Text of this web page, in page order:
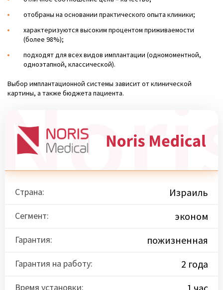
отобраны на основании практического опыта клиники;
характеризуются высоким процентом приживаемости
(более 98%);
подходят для всех видов имплантации (одномоментной,
одноэтапной, классической).
Выбор имплантационной системы зависит от клинической
картины, а также бюджета пациента.
Страна: Израиль
Сегмент: эконом
Гарантия: пожизненная
Гарантия на работу: 2 года
Время установки: